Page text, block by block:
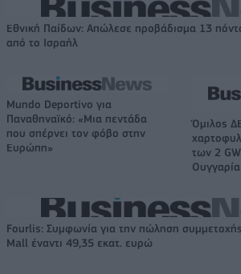
Εθνική Παίδων: Απώλεσε προβάδισμα 13
από το Ισραήλ
Mundo Deportivo για
Παναθηναϊκό: «Μια πεντάδα
που σπέρνει τον φόβο στην
Ευρώπη»
Όμιλος
των 2
Ουγγαρία
Fourlis: Συμφωνία για την πώληση
Mall έναντι 49,35 εκατ. ευρώ